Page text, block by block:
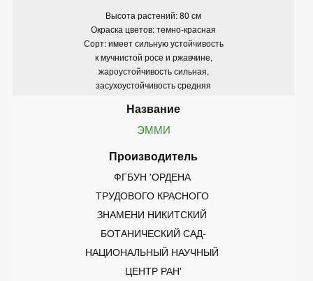
Высота растений: 80 см
Окраска цветов: темно-красная
Сорт: имеет сильную устойчивость
к мучнистой росе и ржавчине,
жароустойчивость сильная,
засухоустойчивость средняя
ЭММИ
ФГБУН 'ОРДЕНА
ТРУДОВОГО КРАСНОГО
ЗНАМЕНИ НИКИТСКИЙ
БОТАНИЧЕСКИЙ САД-
НАЦИОНАЛЬНЫЙ НАУЧНЫЙ
ЦЕНТР РАН'